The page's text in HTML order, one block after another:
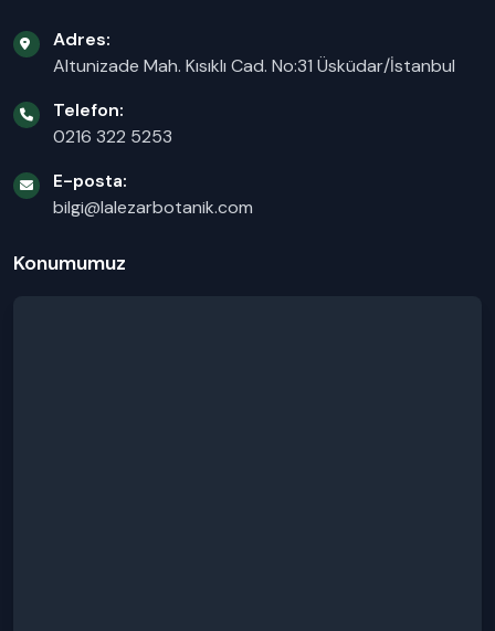
Adres:
Altunizade Mah. Kısıklı Cad. No:31 Üsküdar/İstanbul
Telefon:
0216 322 5253
E-posta:
bilgi@lalezarbotanik.com
Konumumuz